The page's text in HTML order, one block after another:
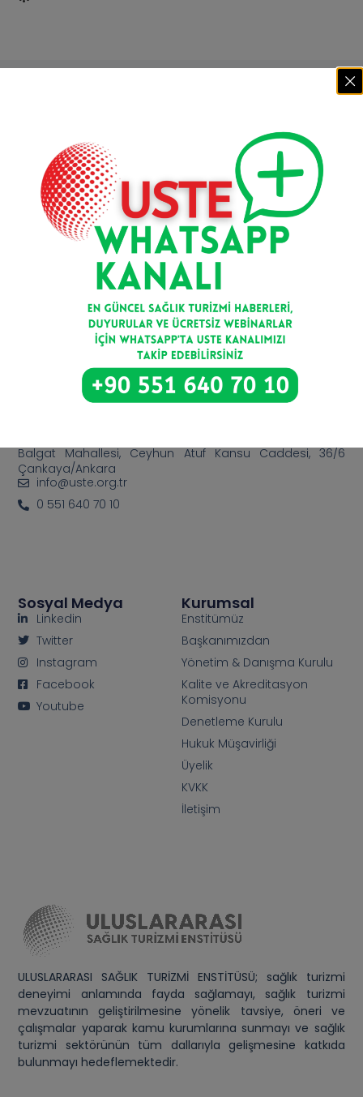
Mail bültenimize kaydolun
Kayıt Ol
ULUSLARARASI SAĞLIK TURİZMİ ENSTİTÜSÜ; sağlık turizmi
deneyimi anlamında fayda sağlamayı, sağlık turizmi
mevzuatının geliştirilmesine yönelik tavsiye, öneri ve
çalışmalar yaparak kamu kurumlarına sunmayı ve sağlık
turizmi sektörünün tüm dallarıyla gelişmesine katkıda
bulunmayı hedeflemektedir.
Kurumsal
Enstitümüz
Başkanımızdan
Yönetim & Danışma Kurulu
Kalite ve Akreditasyon
Komisyonu
Denetleme Kurulu
Hukuk Müşavirliği
Üyelik
KVKK
İletişim
Sosyal Medya
Linkedin
Twitter
Instagram
Facebook
Youtube
Balgat Mahallesi, Ceyhun Atuf Kansu Caddesi, 36/6
Çankaya/Ankara
info@uste.org.tr
0 551 640 70 10